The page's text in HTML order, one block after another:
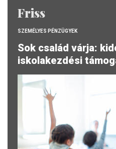
Friss
SZEMÉLYES PÉNZÜGYEK
Sok család várja:
iskolakezdési